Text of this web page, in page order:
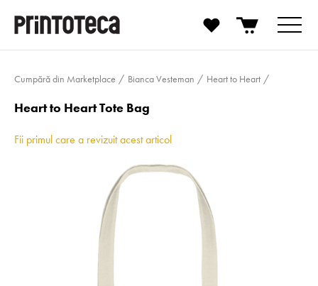
Cumpără din Marketplace Bianca Vesteman Heart to Heart
Heart to Heart Tote Bag
Fii primul care a revizuit acest articol